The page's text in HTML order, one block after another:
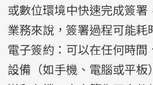
或數位環境中快速完成簽
業務來說，簽署過程可能耗
電子簽約：可以在任何時
設備（如手機、電腦或平